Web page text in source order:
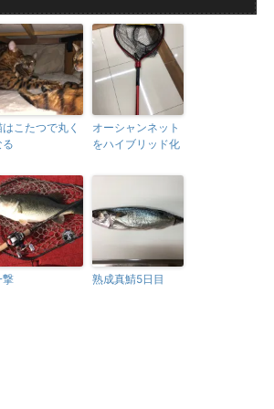
はこたつで丸く
る
オーシャンネット
をハイブリッド化
撃 熟成真鯖5日目